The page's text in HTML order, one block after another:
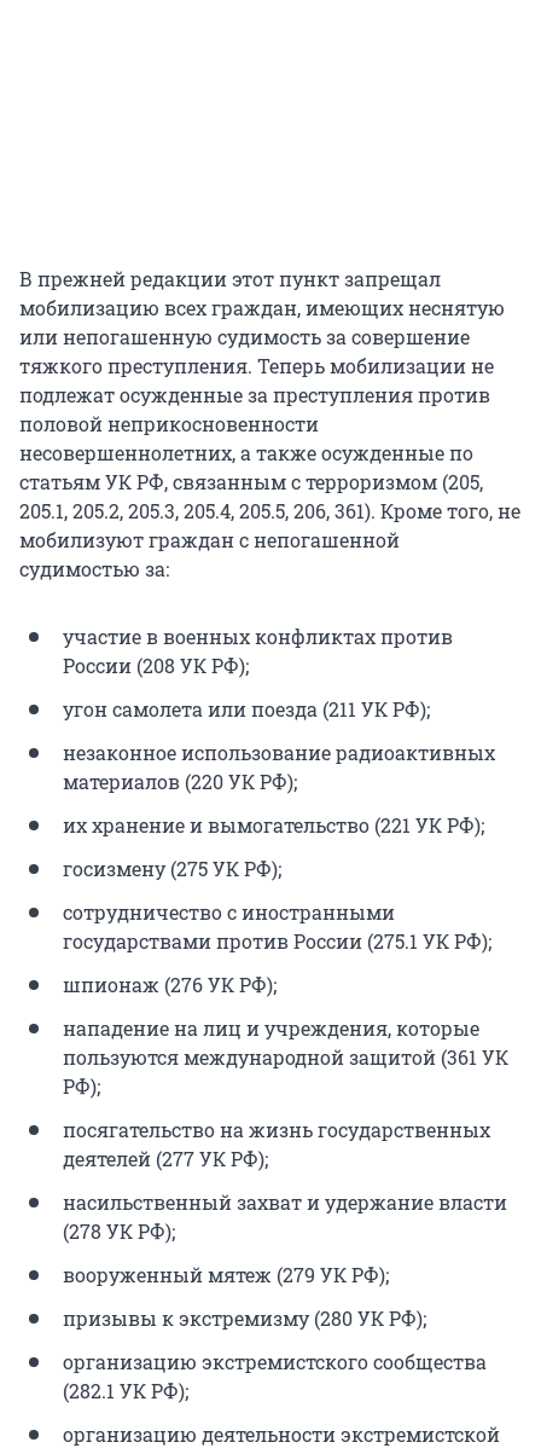
В прежней редакции этот пункт запрещал
мобилизацию всех граждан, имеющих неснятую
или непогашенную судимость за совершение
тяжкого преступления. Теперь мобилизации не
подлежат осужденные за преступления против
половой неприкосновенности
несовершеннолетних, а также осужденные по
статьям УК РФ, связанным с терроризмом (205,
205.1, 205.2, 205.3, 205.4, 205.5, 206, 361). Кроме того, не
мобилизуют граждан с непогашенной
судимостью за:
участие в военных конфликтах против
России (208 УК РФ);
угон самолета или поезда (211 УК РФ);
незаконное использование радиоактивных
материалов (220 УК РФ);
их хранение и вымогательство (221 УК РФ);
госизмену (275 УК РФ);
сотрудничество с иностранными
государствами против России (275.1 УК РФ);
шпионаж (276 УК РФ);
нападение на лиц и учреждения, которые
пользуются международной защитой (361 УК
РФ);
посягательство на жизнь государственных
деятелей (277 УК РФ);
насильственный захват и удержание власти
(278 УК РФ);
вооруженный мятеж (279 УК РФ);
призывы к экстремизму (280 УК РФ);
организацию экстремистского сообщества
(282.1 УК РФ);
организацию деятельности экстремистской